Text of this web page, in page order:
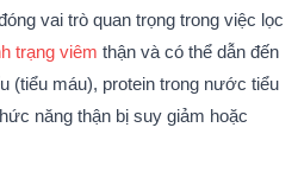
vai trò quan trọng trong việc lọc
trạng viêm thận và có thể dẫn đến
(tiểu máu), protein trong nước tiểu
năng thận bị suy giảm hoặc